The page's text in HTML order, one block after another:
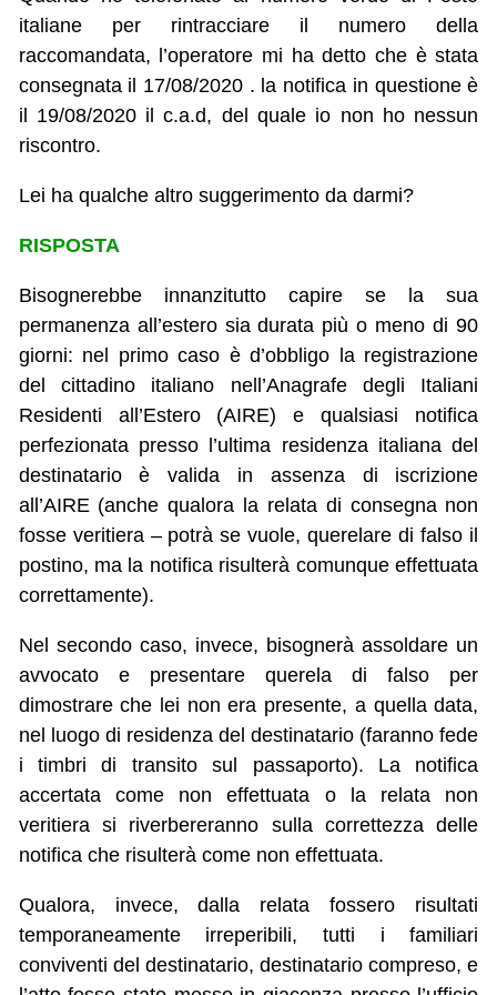
italiane per rintracciare il numero della
raccomandata, l’operatore mi ha detto che è stata
consegnata il 17/08/2020 . la notifica in questione è
il 19/08/2020 il c.a.d, del quale io non ho nessun
riscontro.
Lei ha qualche altro suggerimento da darmi?
RISPOSTA
Bisognerebbe innanzitutto capire se la sua
permanenza all’estero sia durata più o meno di 90
giorni: nel primo caso è d’obbligo la registrazione
del cittadino italiano nell’Anagrafe degli Italiani
Residenti all’Estero (AIRE) e qualsiasi notifica
perfezionata presso l’ultima residenza italiana del
destinatario è valida in assenza di iscrizione
all’AIRE (anche qualora la relata di consegna non
fosse veritiera – potrà se vuole, querelare di falso il
postino, ma la notifica risulterà comunque effettuata
correttamente).
Nel secondo caso, invece, bisognerà assoldare un
avvocato e presentare querela di falso per
dimostrare che lei non era presente, a quella data,
nel luogo di residenza del destinatario (faranno fede
i timbri di transito sul passaporto). La notifica
accertata come non effettuata o la relata non
veritiera si riverbereranno sulla correttezza delle
notifica che risulterà come non effettuata.
Qualora, invece, dalla relata fossero risultati
temporaneamente irreperibili, tutti i familiari
conviventi del destinatario, destinatario compreso, e